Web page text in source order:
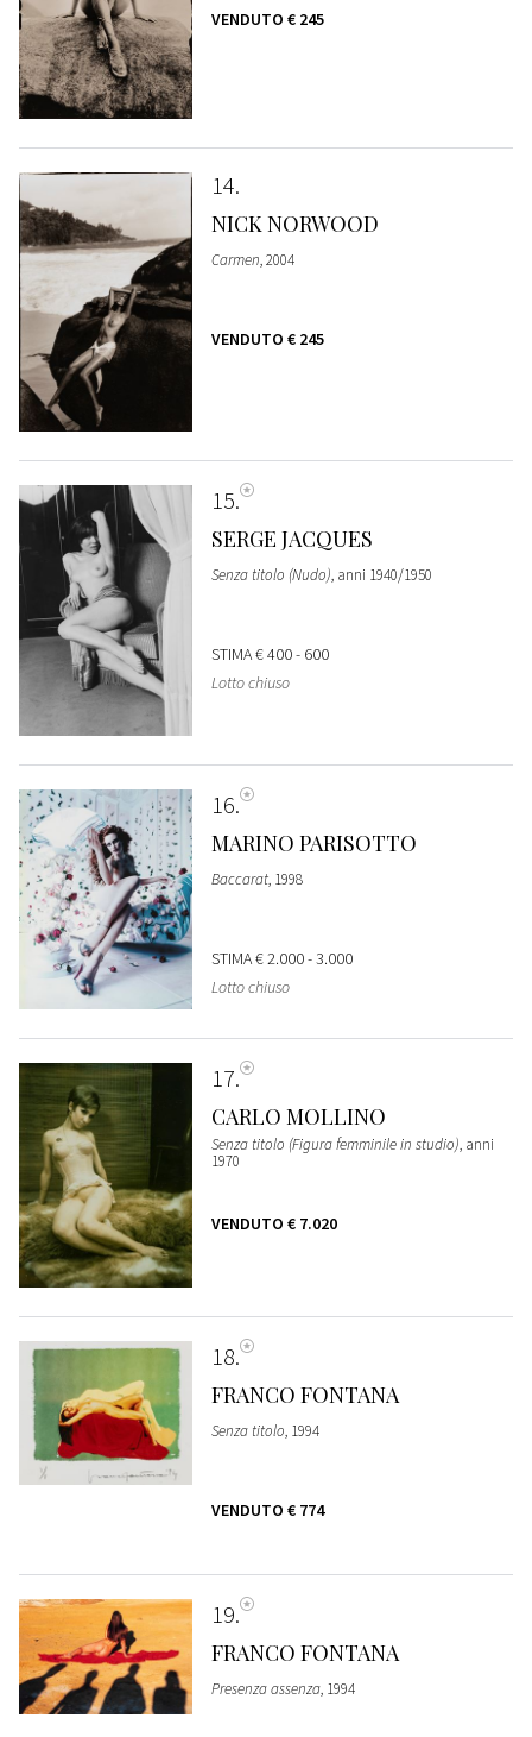
VENDUTO € 245
14
NICK NORWOOD
Carmen, 2004
VENDUTO € 245
15
SERGE JACQUES
Senza titolo (Nudo), anni 1940/1950
STIMA€ 400 - 600
Lotto chiuso
16
MARINO PARISOTTO
Baccarat, 1998
STIMA€ 2.000 - 3.000
Lotto chiuso
17
CARLO MOLLINO
Senza titolo (Figura femminile in studio), anni
1970
VENDUTO € 7.020
18
FRANCO FONTANA
Senza titolo, 1994
VENDUTO € 774
19
FRANCO FONTANA
Presenza assenza, 1994